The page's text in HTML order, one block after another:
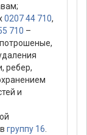
0207 44 710,
710 –
ребер,
и
группу 16